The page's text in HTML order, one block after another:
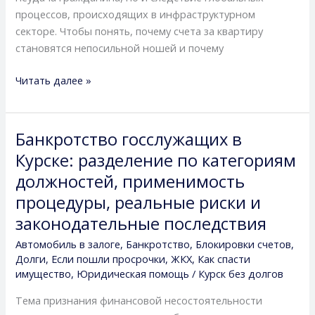
процессов, происходящих в инфраструктурном
секторе. Чтобы понять, почему счета за квартиру
становятся непосильной ношей и почему
выйти
из
долговой
ямы
Читать далее »
Банкротство госслужащих в
Курске: разделение по категориям
должностей, применимость
процедуры, реальные риски и
законодательные последствия
Автомобиль в залоге, Банкротство, Блокировки счетов,
Долги, Если пошли просрочки,ЖКХ, Как спасти
имущество, Юридическая помощь / Курск без долгов
Тема признания финансовой несостоятельности
Банкротство
госслужащих
в
Курске:
разделение
по
категориям
должностей,
применимость
реальные